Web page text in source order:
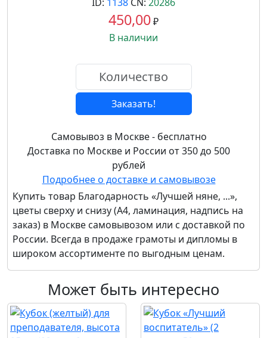
450,00₽
В наличии
Заказать!
Самовывоз в Москве - бесплатно
Доставка по Москве и России от 350 до 500
рублей
Подробнее о доставке и самовывозе
Купить товар Благодарность «Лучшей няне, ...»,
цветы сверху и снизу (А4, ламинация, надпись на
заказ) в Москве самовывозом или с доставкой по
России. Всегда в продаже грамоты и дипломы в
широком ассортименте по выгодным ценам.
Может быть интересно